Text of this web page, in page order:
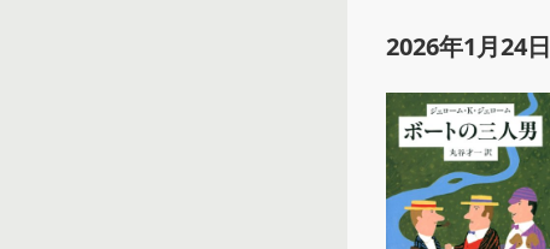
2026年1月24日